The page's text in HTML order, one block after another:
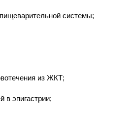
системы;
из ЖКТ;
в эпигастрии;